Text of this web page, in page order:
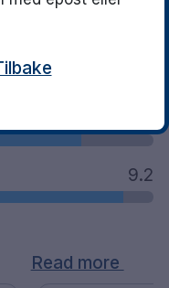
9.2
Read more